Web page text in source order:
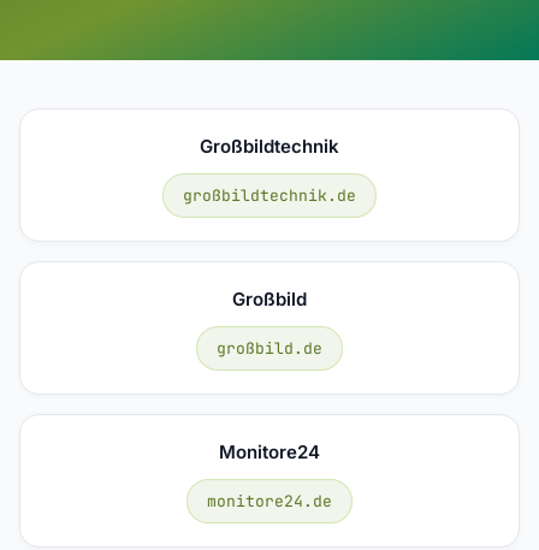
Großbildtechnik
großbildtechnik.de
Großbild
großbild.de
Monitore24
monitore24.de